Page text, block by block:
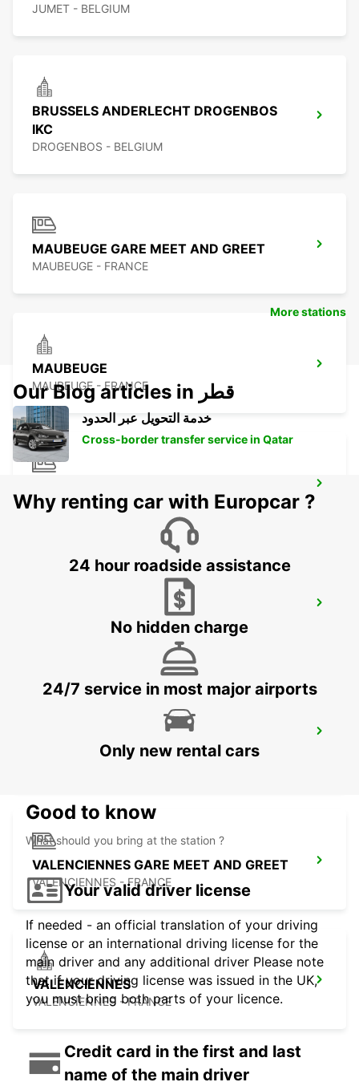
JUMET - BELGIUM
BRUSSELS ANDERLECHT DROGENBOS
IKC
DROGENBOS - BELGIUM
MAUBEUGE GARE MEET AND GREET
MAUBEUGE - FRANCE
MAUBEUGE
MAUBEUGE - FRANCE
BRUXELLES - BELGIUM
BRUSSELS ZAVENTEM DT IKC
ZAVENTEM - BELGIUM
BRUSSELS ZAVENTEM AIRPORT IKC
ZAVENTEM - BELGIUM
VALENCIENNES GARE MEET AND GREET
VALENCIENNES - FRANCE
VALENCIENNES
VALENCIENNES - FRANCE
More stations
Our Blog articles in قطر
خدمة التحويل عبر الحدود
Cross-border transfer service in Qatar
Why renting car with Europcar ?
24 hour roadside assistance
No hidden charge
24/7 service in most major airports
Only new rental cars
Good to know
What should you bring at the station ?
Your valid driver license
If needed - an official translation of your driving
license or an international driving license for the
main driver and any additional driver Please note
that if your driving license was issued in the UK,
you must bring both parts of your licence.
Credit card in the first and last
name of the main driver